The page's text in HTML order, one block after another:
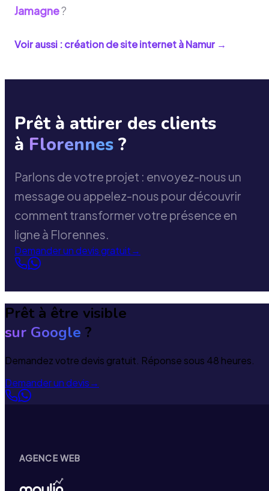
Jamagne?
Voir aussi : création de site internet àNamur →
Prêt à attirer des clients
à Florennes ?
Parlons de votre projet : envoyez-nous un
message ou appelez-nous pour découvrir
comment transformer votre présence en
ligne à Florennes.
Demander un devis gratuit→
Prêt à être visible
sur Google ?
Demandez votre devis gratuit. Réponse sous 48 heures.
Demander un devis→
AGENCE WEB